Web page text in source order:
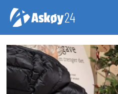
Tag:
behov